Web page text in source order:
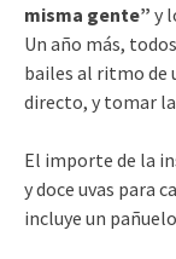
misma gente” y
Un año más,
bailes al ritmo de
directo, y tomar
El importe de la
y doce uvas para
incluye un